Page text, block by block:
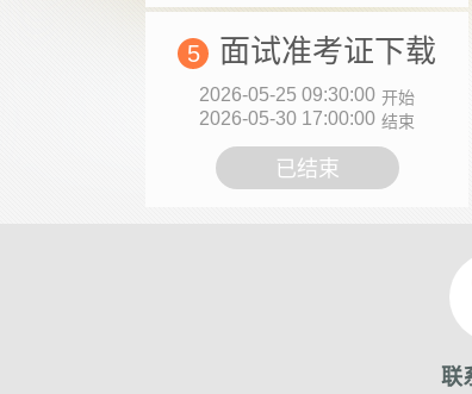
5 面试准考证下载
2026-05-25 09:30:00 开始
2026-05-30 17:00:00 结束
已结束
联